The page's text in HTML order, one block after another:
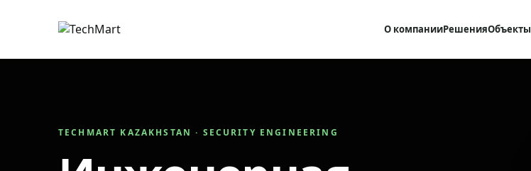
О компанииРешенияОбъекты
TECHMART KAZAKHSTAN · SECURITY ENGINEERING